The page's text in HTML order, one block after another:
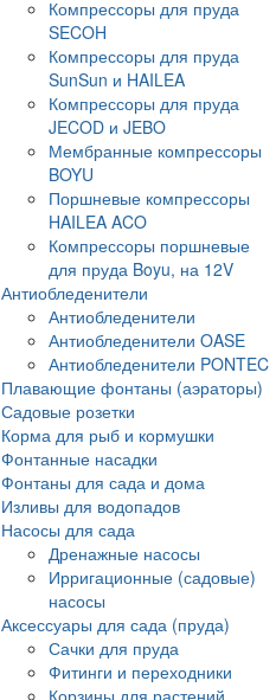
Компрессоры для пруда
SECOH
Компрессоры для пруда
SunSun и HAILEA
Компрессоры для пруда
JECOD и JEBO
Мембранные компрессоры
BOYU
Поршневые компрессоры
HAILEA ACO
Компрессоры поршневые
для пруда Boyu, на 12V
Антиобледенители
Антиобледенители
Антиобледенители OASE
Антиобледенители PONTEC
Плавающие фонтаны (аэраторы)
Садовые розетки
Корма для рыб и кормушки
Фонтанные насадки
Фонтаны для сада и дома
Изливы для водопадов
Насосы для сада
Дренажные насосы
Ирригационные (садовые)
насосы
Аксессуары для сада (пруда)
Сачки для пруда
Фитинги и переходники
Корзины для растений